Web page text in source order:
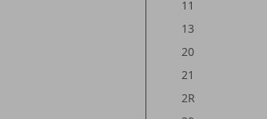
11
13
20
21
2R